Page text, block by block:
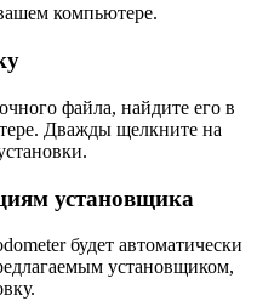
компьютере.
файла, найдите его в
Дважды щелкните на
установщика
будет автоматически
установщиком,